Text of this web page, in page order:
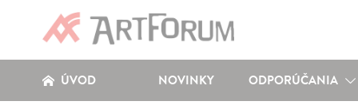
ÚVOD NOVINKY ODPORÚČANIA